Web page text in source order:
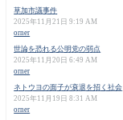
草加市議事件
2025年11月21日 9:19 AM
orner
世論を恐れる公明党の弱点
2025年11月20日 6:49 AM
orner
ネトウヨの面子が衰退を招く社会
2025年11月19日 8:31 AM
orner